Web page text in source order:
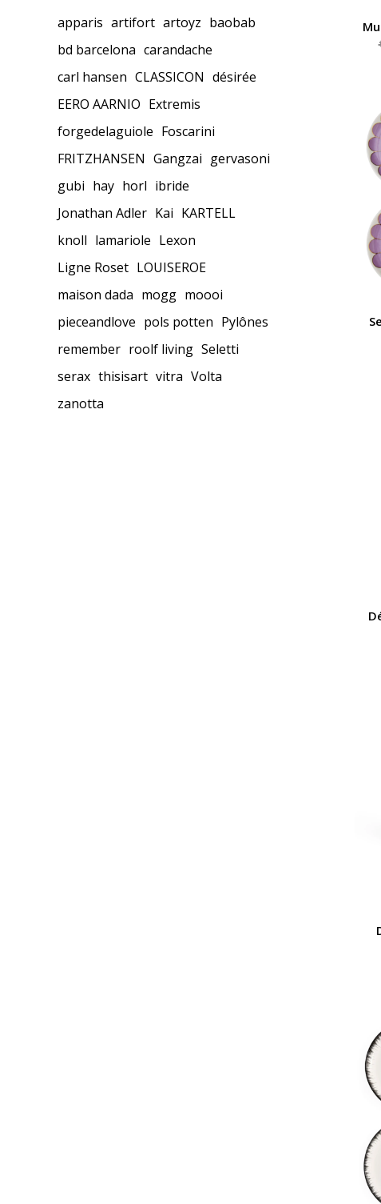
apparis artifort artoyz baobab
bd barcelona carandache
carl hansen CLASSICON désirée
EERO AARNIO Extremis
forgedelaguiole Foscarini
FRITZHANSEN Gangzai gervasoni
gubi hay horl ibride
Jonathan Adler Kai KARTELL
knoll lamariole Lexon
Ligne Roset LOUISEROE
maison dada mogg moooi
pieceandlove pols potten Pylônes
remember roolf living Seletti
serax thisisart vitra Volta
zanotta